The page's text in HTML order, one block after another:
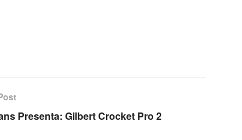
Presenta: Gilbert Crocket Pro 2